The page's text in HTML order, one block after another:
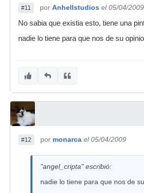
#11 por Anhellstudios el 05/04/2009
No sabia que existia esto, tiene una
nadie lo tiene para que nos de su
#12 por monarca el 05/04/2009
"angel_cripta" escribió:
nadie lo tiene para que nos de